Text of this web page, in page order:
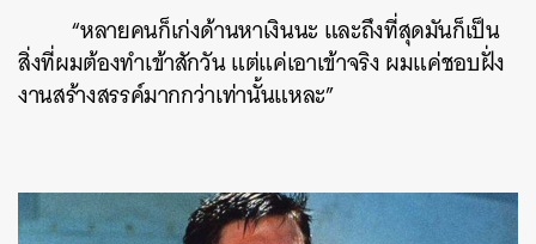
“หลายคนก็เก่งด้านหาเงินนะ และถึงที่สุดมันก็เป็น
สิ่งที่ผมต้องทำเข้าสักวัน แต่แค่เอาเข้าจริง ผมแค่ชอบฝั่ง
งานสร้างสรรค์มากกว่าเท่านั้นแหละ”